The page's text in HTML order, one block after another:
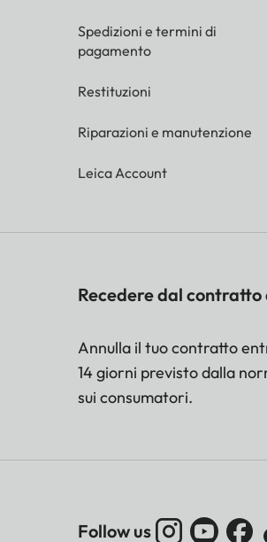
Spedizioni e termini di
pagamento
Restituzioni
Riparazioni e manutenzione
Leica Account
Recedere dal contratto
Annulla il tuo contratto
14 giorni previsto dalla
sui consumatori.
Follow us